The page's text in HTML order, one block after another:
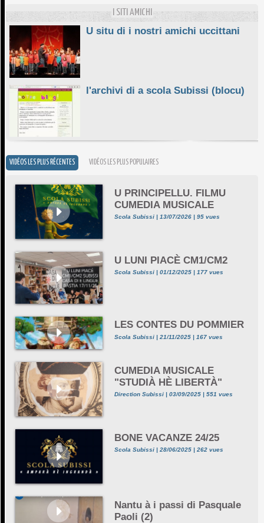
I SITI AMICHI
U situ di i nostri amichi uccittani
l'archivi di a scola Subissi (blocu)
VIDÉOS LES PLUS RÉCENTES VIDÉOS LES PLUS POPULAIRES
U PRINCIPELLU. FILMU
CUMEDIA MUSICALE
Scola Subissi | 13/07/2026 | 95 vues
U LUNI PIACÈ CM1/CM2
Scola Subissi | 01/12/2025 | 177 vues
LES CONTES DU POMMIER
Scola Subissi | 21/11/2025 | 167 vues
CUMEDIA MUSICALE
"STUDIÀ HÈ LIBERTÀ"
Direction Subissi | 03/09/2025 | 551 vues
BONE VACANZE 24/25
Scola Subissi | 28/06/2025 | 262 vues
Nantu à i passi di Pasquale
Paoli (2)